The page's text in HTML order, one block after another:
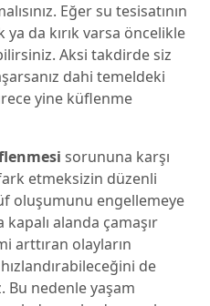
Eğer su tesisatının
da kırık varsa öncelikle
Aksi takdirde siz
dahi temeldeki
yine küflenme
sorununa karşı
etmeksizin düzenli
oluşumunu engellemeye
kapalı alanda çamaşır
arttıran olayların
de
Bu nedenle yaşam